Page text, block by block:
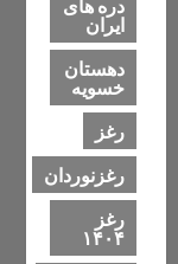
دره های
ایران
دهستان
خسویه
رغز
رغزنوردان
رغز
۱۴۰۴